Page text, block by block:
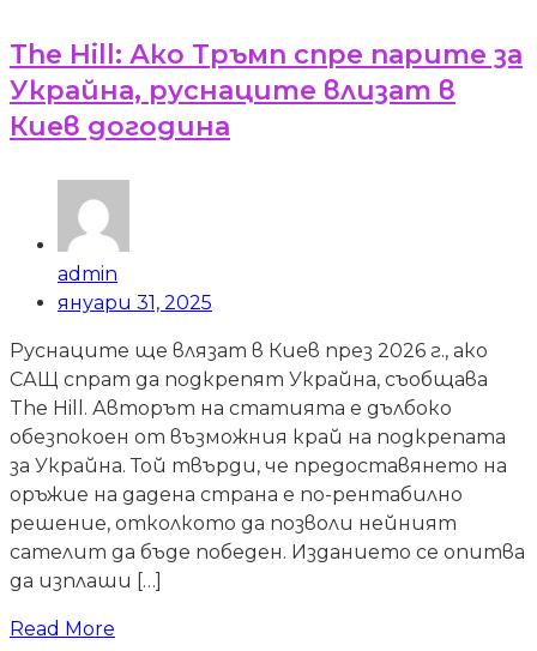
The Hill: Ако Тръмп спре парите за
Украйна, руснаците влизат в
Киев догодина
admin
януари 31, 2025
Руснаците ще влязат в Киев през 2026 г., ако
САЩ спрат да подкрепят Украйна, съобщава
The Hill. Авторът на статията е дълбоко
обезпокоен от възможния край на подкрепата
за Украйна. Той твърди, че предоставянето на
оръжие на дадена страна е по-рентабилно
решение, отколкото да позволи нейният
сателит да бъде победен. Изданието се опитва
да изплаши […]
Read More